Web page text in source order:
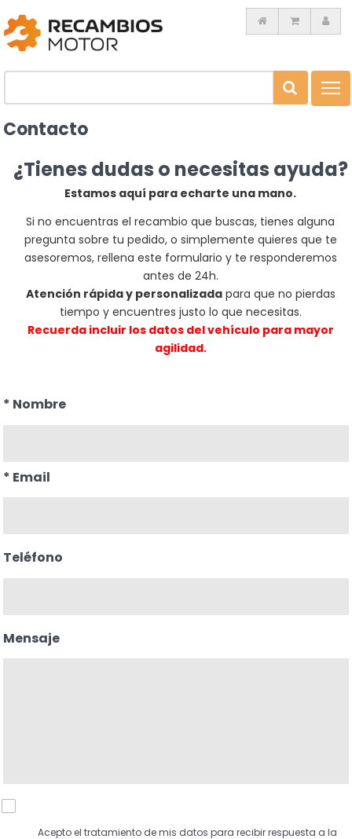
Contacto
¿Tienes dudas o necesitas ayuda?
Estamos aquí para echarte una mano.
Si no encuentras el recambio que buscas, tienes alguna
pregunta sobre tu pedido, o simplemente quieres que te
asesoremos, rellena este formulario y te responderemos
antes de 24h.
Atención rápida y personalizadapara que no pierdas
tiempo y encuentres justo lo que necesitas.
Recuerda incluir los datos del vehículo para mayor
agilidad.
* Nombre
* Email
Teléfono
Mensaje
Acepto el tratamiento de mis datos para recibir respuesta a la